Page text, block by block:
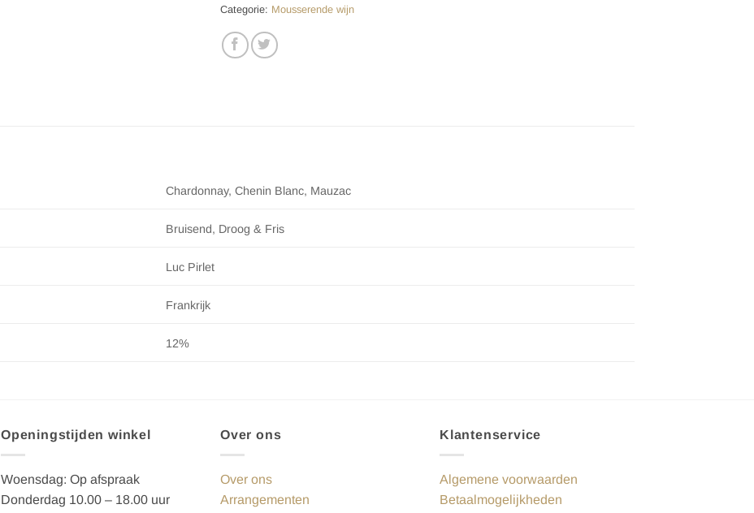
Categorie: Mousserende wijn
Chardonnay, Chenin Blanc, Mauzac
Bruisend, Droog & Fris
Luc Pirlet
Frankrijk
12%
Openingstijden winkel
Woensdag: Op afspraak
Donderdag 10.00 – 18.00 uur
Over ons
Over ons
Arrangementen
Klantenservice
Algemene voorwaarden
Betaalmogelijkheden